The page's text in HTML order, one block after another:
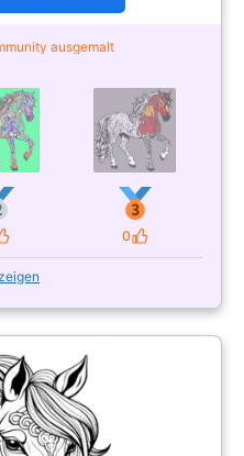
ausgemalt
0
Likes